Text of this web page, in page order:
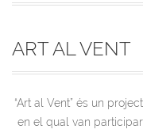
ART AL VENT
“Art al Vent” és un
en el qual van